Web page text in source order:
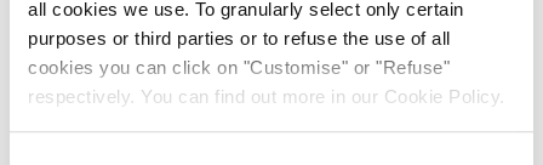
all cookies we use. To granularly select only certain
purposes or third parties or to refuse the use of all
cookies you can click on "Customise" or "Refuse"
respectively. You can find out more in our Cookie Policy.
E voi, quale pensate sia la crema più adatta alle
vostre esigenze?